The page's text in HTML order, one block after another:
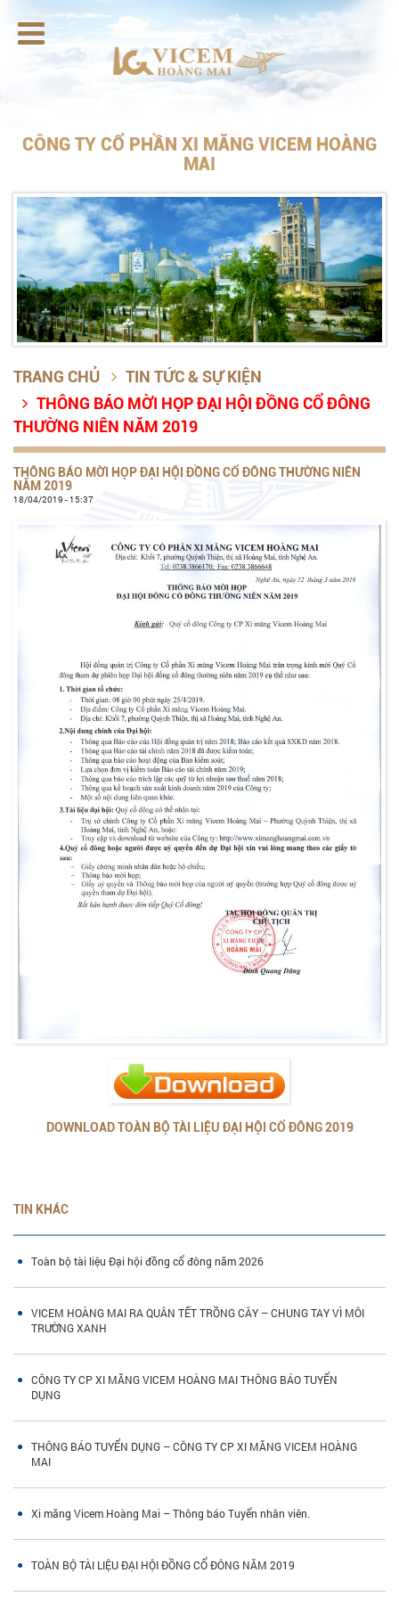

CÔNG TY CỔ PHẦN XI MĂNG VICEM HOÀNG
MAI
TRANG CHỦ  TIN TỨC & SỰ KIỆN
 THÔNG BÁO MỜI HỌP ĐẠI HỘI ĐỒNG CỔ ĐÔNG
THƯỜNG NIÊN NĂM 2019
THÔNG BÁO MỜI HỌP ĐẠI HỘI ĐỒNG CỔ ĐÔNG THƯỜNG NIÊN
NĂM 2019
18/04/2019 - 15:37
DOWNLOAD TOÀN BỘ TÀI LIỆU ĐẠI HỘI CỔ ĐÔNG 2019
TIN KHÁC
Toàn bộ tài liệu Đại hội đồng cổ đông năm 2026
VICEM HOÀNG MAI RA QUÂN TẾT TRỒNG CÂY – CHUNG TAY VÌ MÔI
TRƯỜNG XANH
CÔNG TY CP XI MĂNG VICEM HOÀNG MAI THÔNG BÁO TUYỂN
DỤNG
THÔNG BÁO TUYỂN DỤNG – CÔNG TY CP XI MĂNG VICEM HOÀNG
MAI
Xi măng Vicem Hoàng Mai – Thông báo Tuyển nhân viên.
TOÀN BỘ TÀI LIỆU ĐẠI HỘI ĐỒNG CỔ ĐÔNG NĂM 2019